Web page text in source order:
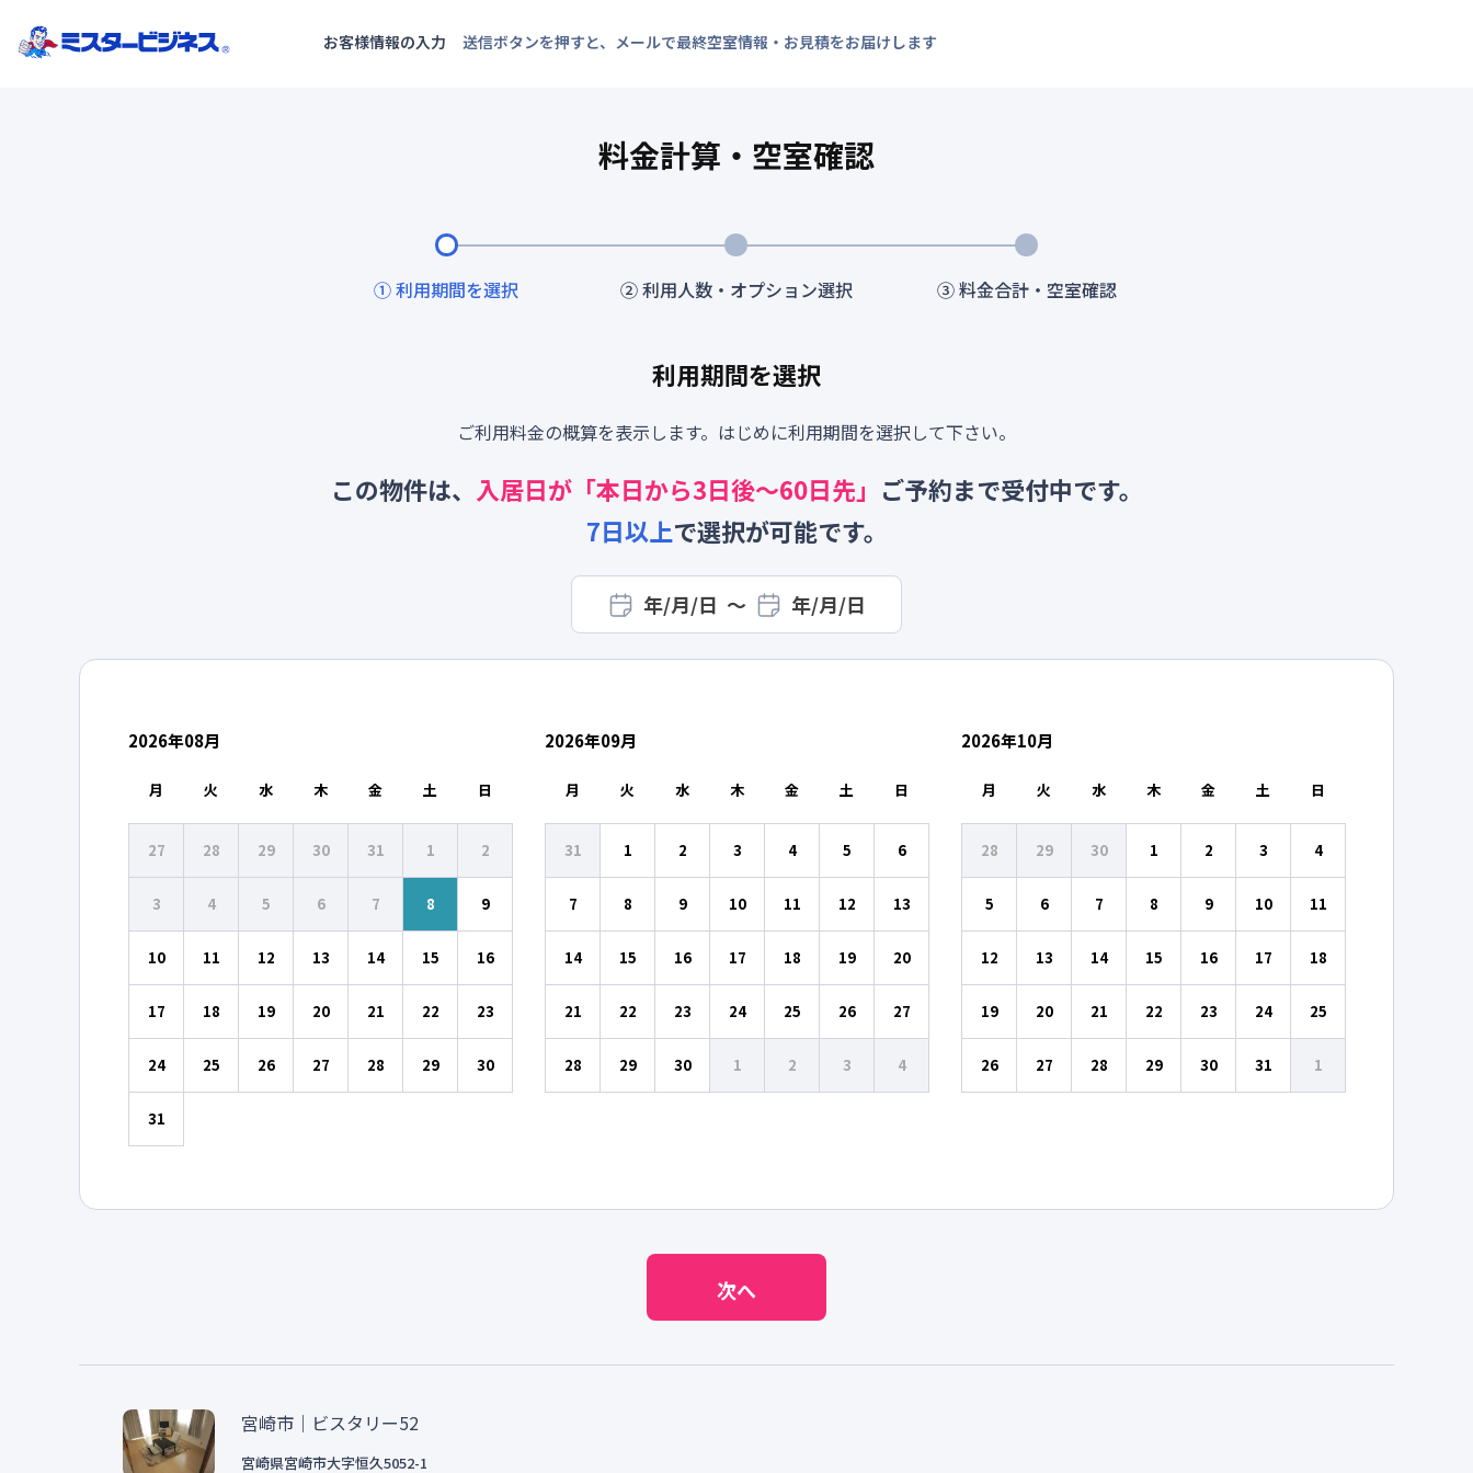
お客様情報の入力 送信ボタンを押すと、メールで最終空室情報・お見積をお届けします
料金計算・空室確認
① 利用期間を選択 ② 利用人数・オプション選択 ③ 料金合計・空室確認
利用期間を選択
ご利用料金の概算を表示します。はじめに利用期間を選択して下さい。
この物件は、 入居日が「本日から3日後～60日先」 ご予約まで受付中です。
7日以上で選択が可能です。
年/月/日 〜 年/月/日
2026年08月
月 火 水 木 金 土 日
27 28 29 30 31 1 2
3 4 5 6 7 8 9
10 11 12 13 14 15 16
17 18 19 20 21 22 23
24 25 26 27 28 29 30
31
2026年09月
月 火 水 木 金 土 日
31 1 2 3 4 5 6
7 8 9 10 11 12 13
14 15 16 17 18 19 20
21 22 23 24 25 26 27
28 29 30 1 2 3 4
2026年10月
月 火 水 木 金 土 日
28 29 30 1 2 3 4
5 6 7 8 9 10 11
12 13 14 15 16 17 18
19 20 21 22 23 24 25
26 27 28 29 30 31 1
次へ
宮崎市｜ビスタリー52
宮崎県宮崎市大字恒久5052-1